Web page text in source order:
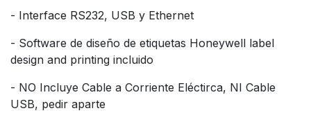
- Interface RS232, USB y Ethernet
- Software de diseño de etiquetas Honeywell label
design and printing incluido
- NO Incluye Cable a Corriente Eléctirca, NI Cable
USB, pedir aparte